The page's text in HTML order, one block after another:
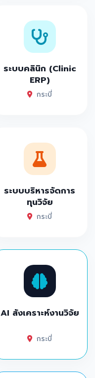
ระบบคลินิก (Clinic
ERP)
กระบี่
ระบบบริหารจัดการ
ทุนวิจัย
กระบี่
AI สังเคราะห์งานวิจัย
กระบี่